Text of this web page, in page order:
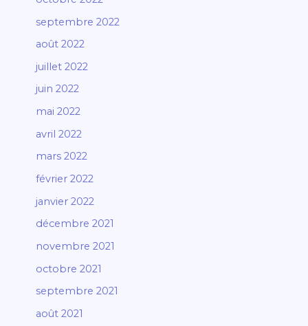
septembre 2022
août 2022
juillet 2022
juin 2022
mai 2022
avril 2022
mars 2022
février 2022
janvier 2022
décembre 2021
novembre 2021
octobre 2021
septembre 2021
août 2021